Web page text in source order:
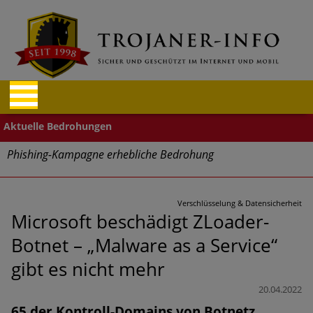
Phishing-Kampagne erhebliche Bedrohung
Welle an Social-Engineering-Betrugsmaschen und
Identitätsdiebstahl
Exponentiell wachsende Risiken, eine immer
unübersichtlichere Cyber-Bedrohungslage – was CISOs jetzt
für mehr Cyber-Resilienz tun können
Digitale Assets aller Arten im Fokus der aktuellen Cyber-
Verschlüsselung & Datensicherheit
Microsoft beschädigt ZLoader-
Botnet – „Malware as a Service“
gibt es nicht mehr
20.04.2022